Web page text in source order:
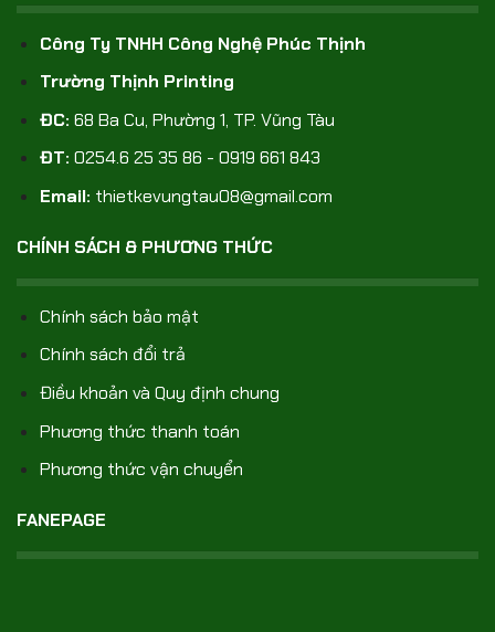
Công Ty TNHH Công Nghệ Phúc Thịnh
Trường Thịnh Printing
ĐC: 68 Ba Cu, Phường 1, TP. Vũng Tàu
ĐT: 0254.6 25 35 86 - 0919 661 843
Email: thietkevungtau08@gmail.com
CHÍNH SÁCH & PHƯƠNG THỨC
Chính sách bảo mật
Chính sách đổi trả
Điều khoản và Quy định chung
Phương thức thanh toán
Phương thức vận chuyển
FANEPAGE